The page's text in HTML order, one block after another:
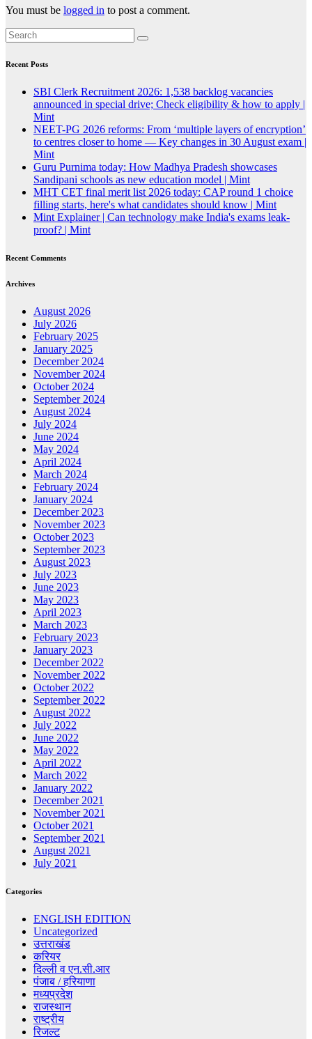
You must be logged in to post a comment.
Recent Posts
SBI Clerk Recruitment 2026: 1,538 backlog vacancies
announced in special drive; Check eligibility & how to apply |
Mint
NEET-PG 2026 reforms: From ‘multiple layers of encryption’
to centres closer to home — Key changes in 30 August exam |
Mint
Guru Purnima today: How Madhya Pradesh showcases
Sandipani schools as new education model | Mint
MHT CET final merit list 2026 today: CAP round 1 choice
filling starts, here's what candidates should know | Mint
Mint Explainer | Can technology make India's exams leak-
proof? | Mint
Recent Comments
Archives
August 2026
July 2026
February 2025
January 2025
December 2024
November 2024
October 2024
September 2024
August 2024
July 2024
June 2024
May 2024
April 2024
March 2024
February 2024
January 2024
December 2023
November 2023
October 2023
September 2023
August 2023
July 2023
June 2023
May 2023
April 2023
March 2023
February 2023
January 2023
December 2022
November 2022
October 2022
September 2022
August 2022
July 2022
June 2022
May 2022
April 2022
March 2022
January 2022
December 2021
November 2021
October 2021
September 2021
August 2021
July 2021
Categories
ENGLISH EDITION
Uncategorized
उत्तराखंड
करियर
दिल्ली व एन.सी.आर
पंजाब / हरियाणा
मध्यप्रदेश
राजस्थान
राष्ट्रीय
रिजल्ट